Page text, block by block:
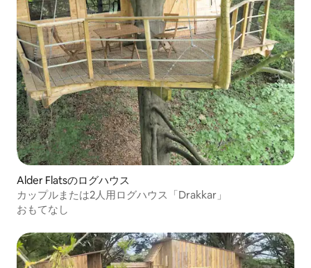
Alder Flatsのログハウス
カップルまたは2人用ログハウス「Drakkar」
おもてなし